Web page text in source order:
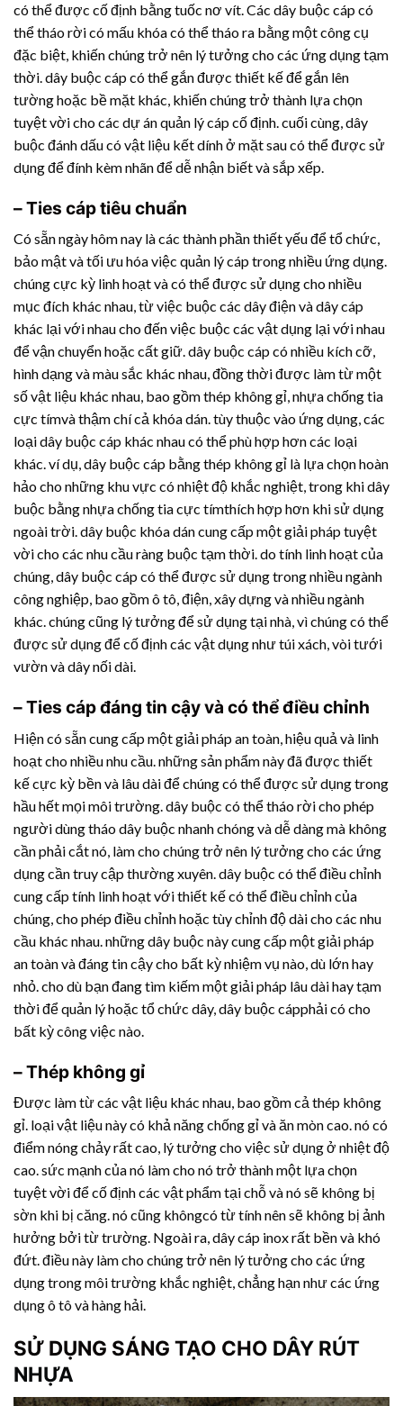
có thể được cố định bằng tuốc nơ vít. Các dây buộc cáp có
thể tháo rời có mấu khóa có thể tháo ra bằng một công cụ
đặc biệt, khiến chúng trở nên lý tưởng cho các ứng dụng tạm
thời. dây buộc cáp có thể gắn được thiết kế để gắn lên
tường hoặc bề mặt khác, khiến chúng trở thành lựa chọn
tuyệt vời cho các dự án quản lý cáp cố định. cuối cùng, dây
buộc đánh dấu có vật liệu kết dính ở mặt sau có thể được sử
dụng để đính kèm nhãn để dễ nhận biết và sắp xếp.
– Ties cáp tiêu chuẩn
Có sẵn ngày hôm nay là các thành phần thiết yếu để tổ chức,
bảo mật và tối ưu hóa việc quản lý cáp trong nhiều ứng dụng.
chúng cực kỳ linh hoạt và có thể được sử dụng cho nhiều
mục đích khác nhau, từ việc buộc các dây điện và dây cáp
khác lại với nhau cho đến việc buộc các vật dụng lại với nhau
để vận chuyển hoặc cất giữ. dây buộc cáp có nhiều kích cỡ,
hình dạng và màu sắc khác nhau, đồng thời được làm từ một
số vật liệu khác nhau, bao gồm thép không gỉ, nhựa chống tia
cực tímvà thậm chí cả khóa dán. tùy thuộc vào ứng dụng, các
loại dây buộc cáp khác nhau có thể phù hợp hơn các loại
khác. ví dụ, dây buộc cáp bằng thép không gỉ là lựa chọn hoàn
hảo cho những khu vực có nhiệt độ khắc nghiệt, trong khi dây
buộc bằng nhựa chống tia cực tímthích hợp hơn khi sử dụng
ngoài trời. dây buộc khóa dán cung cấp một giải pháp tuyệt
vời cho các nhu cầu ràng buộc tạm thời. do tính linh hoạt của
chúng, dây buộc cáp có thể được sử dụng trong nhiều ngành
công nghiệp, bao gồm ô tô, điện, xây dựng và nhiều ngành
khác. chúng cũng lý tưởng để sử dụng tại nhà, vì chúng có thể
được sử dụng để cố định các vật dụng như túi xách, vòi tưới
vườn và dây nối dài.
– Ties cáp đáng tin cậy và có thể điều chỉnh
Hiện có sẵn cung cấp một giải pháp an toàn, hiệu quả và linh
hoạt cho nhiều nhu cầu. những sản phẩm này đã được thiết
kế cực kỳ bền và lâu dài để chúng có thể được sử dụng trong
hầu hết mọi môi trường. dây buộc có thể tháo rời cho phép
người dùng tháo dây buộc nhanh chóng và dễ dàng mà không
cần phải cắt nó, làm cho chúng trở nên lý tưởng cho các ứng
dụng cần truy cập thường xuyên. dây buộc có thể điều chỉnh
cung cấp tính linh hoạt với thiết kế có thể điều chỉnh của
chúng, cho phép điều chỉnh hoặc tùy chỉnh độ dài cho các nhu
cầu khác nhau. những dây buộc này cung cấp một giải pháp
an toàn và đáng tin cậy cho bất kỳ nhiệm vụ nào, dù lớn hay
nhỏ. cho dù bạn đang tìm kiếm một giải pháp lâu dài hay tạm
thời để quản lý hoặc tổ chức dây, dây buộc cápphải có cho
bất kỳ công việc nào.
– Thép không gỉ
Được làm từ các vật liệu khác nhau, bao gồm cả thép không
gỉ. loại vật liệu này có khả năng chống gỉ và ăn mòn cao. nó có
điểm nóng chảy rất cao, lý tưởng cho việc sử dụng ở nhiệt độ
cao. sức mạnh của nó làm cho nó trở thành một lựa chọn
tuyệt vời để cố định các vật phẩm tại chỗ và nó sẽ không bị
sờn khi bị căng. nó cũng khôngcó từ tính nên sẽ không bị ảnh
hưởng bởi từ trường. Ngoài ra, dây cáp inox rất bền và khó
đứt. điều này làm cho chúng trở nên lý tưởng cho các ứng
dụng trong môi trường khắc nghiệt, chẳng hạn như các ứng
dụng ô tô và hàng hải.
SỬ DỤNG SÁNG TẠO CHO DÂY RÚT
NHỰA